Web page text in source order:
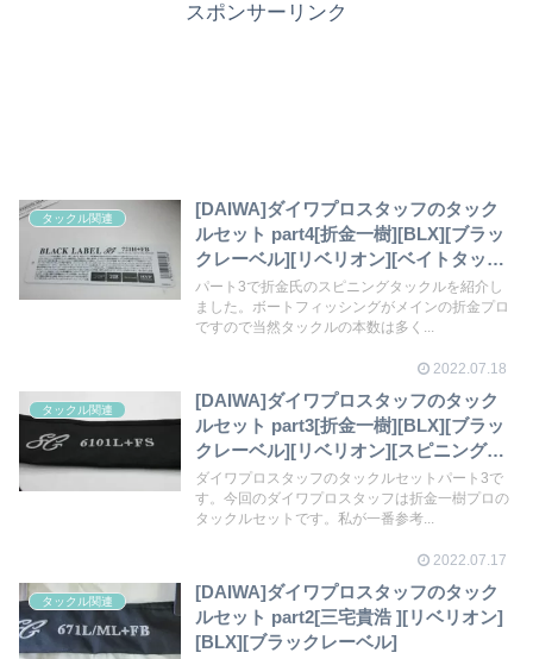
スポンサーリンク
タックル関連
[DAIWA]ダイワプロスタッフのタック
ルセット part4[折金一樹][BLX][ブラッ
クレーベル][リベリオン][ベイトタック
ル][インプレ][6101M+FB][701MHXB]
[721H+FB]
パート3で折金氏のスピニングタックルを紹介し
ました。ボートフィッシングがメインの折金プロ
ですので当然タックルの本数は多く...
2022.07.18
タックル関連
[DAIWA]ダイワプロスタッフのタック
ルセット part3[折金一樹][BLX][ブラッ
クレーベル][リベリオン][スピニングタ
ックル][6101L+FS][681ML/MHFS]
[681ULFS][インプレ]
ダイワプロスタッフのタックルセットパート3で
す。今回のダイワプロスタッフは折金一樹プロの
タックルセットです。私が一番参考...
2022.07.17
タックル関連
[DAIWA]ダイワプロスタッフのタック
ルセット part2[三宅貴浩 ][リベリオン]
[BLX][ブラックレーベル]